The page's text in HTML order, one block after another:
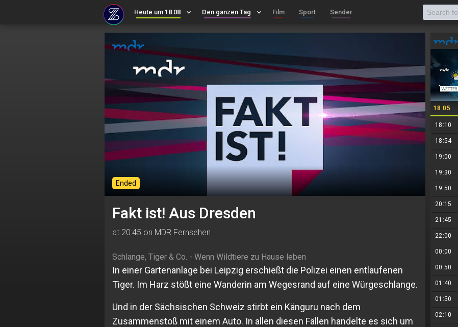
Heute um 18:08 keyboard_arrow_down Den ganzen Tag keyboard_arrow_down Film Sport Sender
Ended
Fakt ist! Aus Dresden
at 20:45 on MDR Fernsehen
Schlange, Tiger & Co. - Wenn Wildtiere zu Hause leben
In einer Gartenanlage bei Leipzig erschießt die Polizei einen entlaufenen
Tiger. Im Harz stößt eine Wanderin am Wegesrand auf eine Würgeschlange.
Und in der Sächsischen Schweiz stirbt ein Känguru nach dem
Zusammenstoß mit einem Auto. In allen diesen Fällen handelte es sich um
18:05
18:10
18:54
19:00
19:30
19:50
20:15
21:45
22:00
00:00
00:50
01:40
01:50
02:10